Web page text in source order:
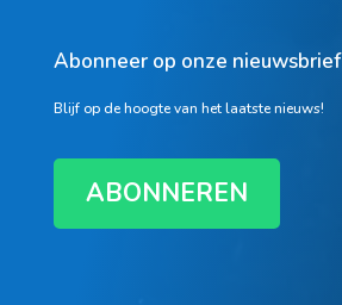
Abonneer op onze nieuwsbrief
Blijf op de hoogte van het laatste nieuws!
ABONNEREN